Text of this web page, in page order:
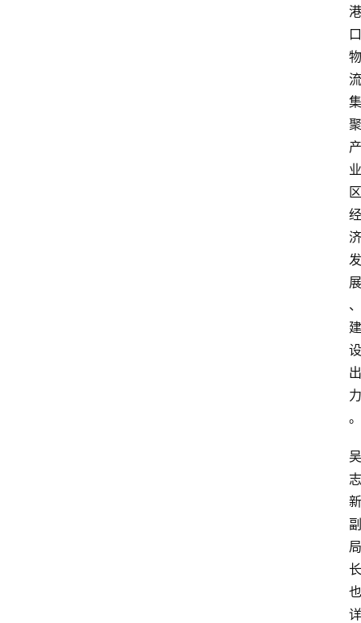
港
口
物
流
集
聚
产
业
区
经
济
发
展
、
建
设
出
力
。
吴
志
新
副
局
长
也
详